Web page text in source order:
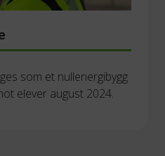
som et nullenergibygg
elever august 2024.